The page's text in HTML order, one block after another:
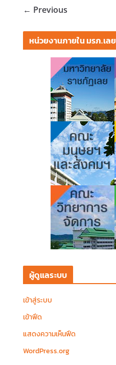
← Previous
หน่วยงานภายใน มรภ.เลย
ผู้ดูแลระบบ
เข้าสู่ระบบ
เข้าฟีด
แสดงความเห็นฟีด
WordPress.org